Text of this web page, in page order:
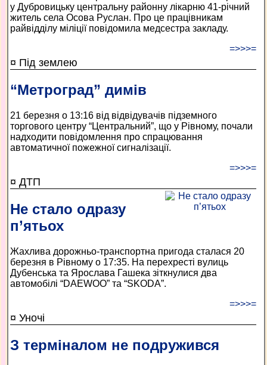
у Дубровицьку центральну районну лікарню 41-річний
житель села Осова Руслан. Про це працівникам
райвідділу міліції повідомила медсестра закладу.
=>>>=
¤ Під землею
“Метроград” димів
21 березня о 13:16 від відвідувачів підземного
торгового центру “Центральний”, що у Рівному, почали
надходити повідомлення про спрацювання
автоматичної пожежної сигналізації.
=>>>=
¤ ДТП
Не стало одразу
п’ятьох
Жахлива дорожньо-транспортна пригода сталася 20
березня в Рівному о 17:35. На перехресті вулиць
Дубенська та Ярослава Гашека зіткнулися два
автомобілі “DAEWOO” та “SKODA”.
=>>>=
¤ Уночі
З терміналом не подружився